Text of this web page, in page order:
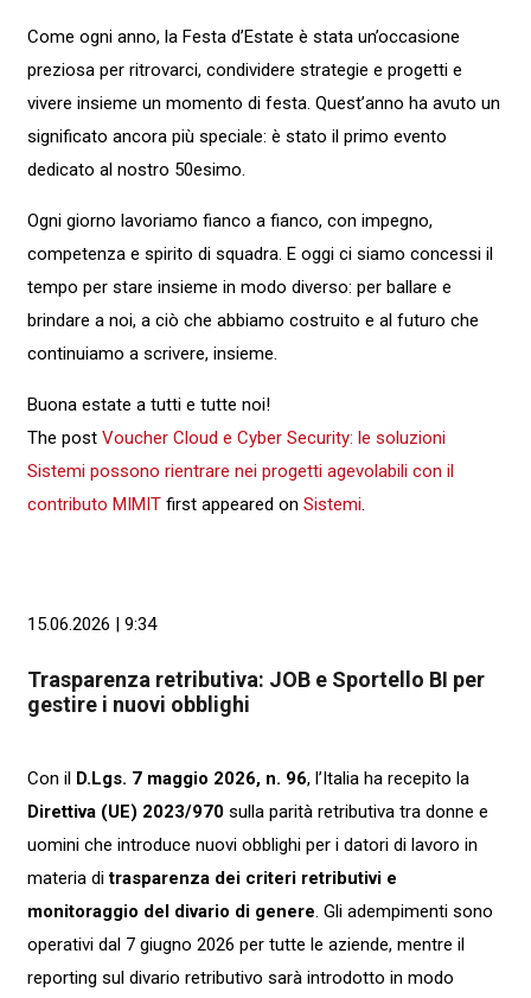
Come ogni anno, la Festa d’Estate è stata un’occasione
preziosa per ritrovarci, condividere strategie e progetti e
vivere insieme un momento di festa. Quest’anno ha avuto un
significato ancora più speciale: è stato il primo evento
dedicato al nostro 50esimo.
Ogni giorno lavoriamo fianco a fianco, con impegno,
competenza e spirito di squadra. E oggi ci siamo concessi il
tempo per stare insieme in modo diverso: per ballare e
brindare a noi, a ciò che abbiamo costruito e al futuro che
continuiamo a scrivere, insieme.
Buona estate a tutti e tutte noi!
The post Voucher Cloud e Cyber Security: le soluzioni
Sistemi possono rientrare nei progetti agevolabili con il
contributo MIMITfirst appeared on Sistemi.
15.06.2026 | 9:34
Trasparenza retributiva: JOB e Sportello BI per
gestire i nuovi obblighi
Con il D.Lgs. 7 maggio 2026, n. 96, l’Italia ha recepito la
Direttiva (UE) 2023/970sulla parità retributiva tra donne e
uomini che introduce nuovi obblighi per i datori di lavoro in
materia ditrasparenza dei criteri retributivi e
monitoraggio del divario di genere . Gli adempimenti sono
operativi dal 7 giugno 2026 per tutte le aziende, mentre il
reporting sul divario retributivo sarà introdotto in modo